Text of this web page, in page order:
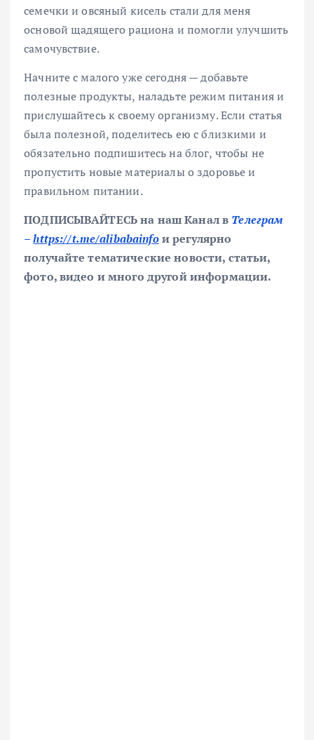
семечки и овсяный кисель стали для меня
основой щадящего рациона и помогли улучшить
самочувствие.
Начните с малого уже сегодня — добавьте
полезные продукты, наладьте режим питания и
прислушайтесь к своему организму. Если статья
была полезной, поделитесь ею с близкими и
обязательно подпишитесь на блог, чтобы не
пропустить новые материалы о здоровье и
правильном питании.
ПОДПИСЫВАЙТЕСЬ на наш Канал в Телеграм
–https://t.me/alibabainfoи регулярно
получайте тематические новости, статьи,
фото, видео и много другой информации.